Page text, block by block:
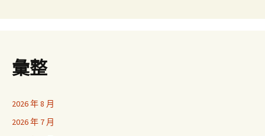
彙整
2026 年 8 月
2026 年 7 月